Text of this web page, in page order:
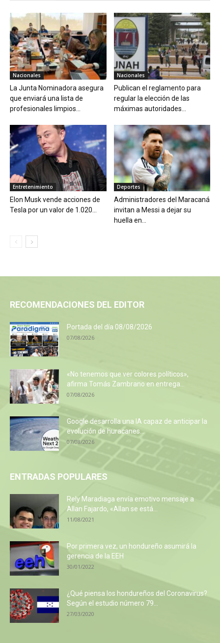
Nacionales
La Junta Nominadora asegura
que enviará una lista de
profesionales limpios...
Nacionales
Publican el reglamento para
regular la elección de las
máximas autoridades...
Entretenimiento
Elon Musk vende acciones de
Tesla por un valor de 1.020...
Deportes
Administradores del Maracaná
invitan a Messi a dejar su
huella en...
RECOMENDACIONES DEL EDITOR
Portada del día 08/08/2026
07/08/2026
«No tenemos que ver colores políticos»,
afirma Tomás Zambrano en entrega...
07/08/2026
Google desarrolla una IA capaz de anticipar la
evolución de huracanes...
07/08/2026
ENTRADAS POPULARES
Rely Maradiaga envía emotivo mensaje a
Allan Fajardo, «Allan se está...
11/08/2021
Por primera vez, un hondureño asumirá la
gerencia de la EEH
30/01/2022
¿Qué piensa los hondureños del Coronavirus?
Según el estudio número 79...
27/03/2020